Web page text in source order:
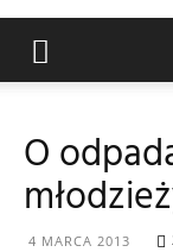
O
4 MARCA 2013